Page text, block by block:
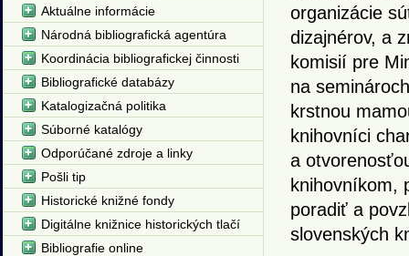
organizácie
dizajnérov, a
komisií pre
na
krstnou
knihovníci
a
knihovníkom,
poradiť a
slovenských
Aktuálne informácie
Národná bibliografická agentúra
Koordinácia bibliografickej činnosti
Bibliografické databázy
Katalogizačná politika
Súborné katalógy
Odporúčané zdroje a linky
Pošli tip
Historické knižné fondy
Digitálne knižnice historických tlačí
Bibliografie online